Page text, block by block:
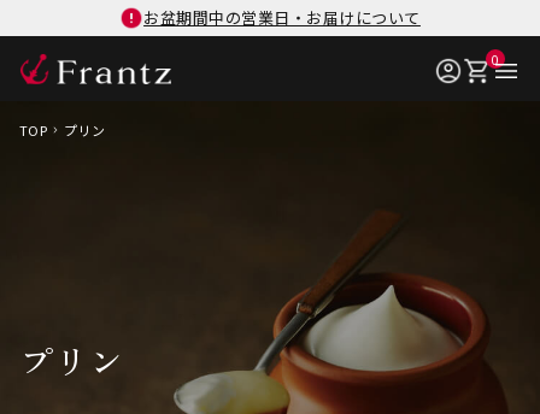
お盆期間中の営業日・お届けについて
0
TOP プリン
プリン